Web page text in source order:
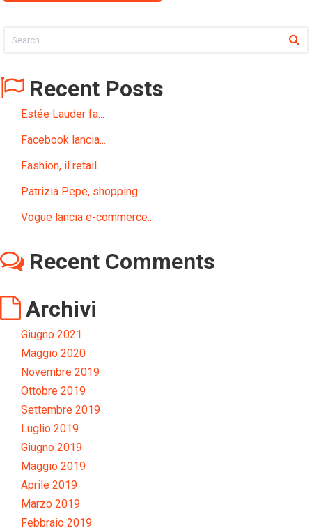
Recent Posts
Estée Lauder fa...
Facebook lancia...
Fashion, il retail...
Patrizia Pepe, shopping...
Vogue lancia e-commerce...
Recent Comments
Archivi
Giugno 2021
Maggio 2020
Novembre 2019
Ottobre 2019
Settembre 2019
Luglio 2019
Giugno 2019
Maggio 2019
Aprile 2019
Marzo 2019
Febbraio 2019